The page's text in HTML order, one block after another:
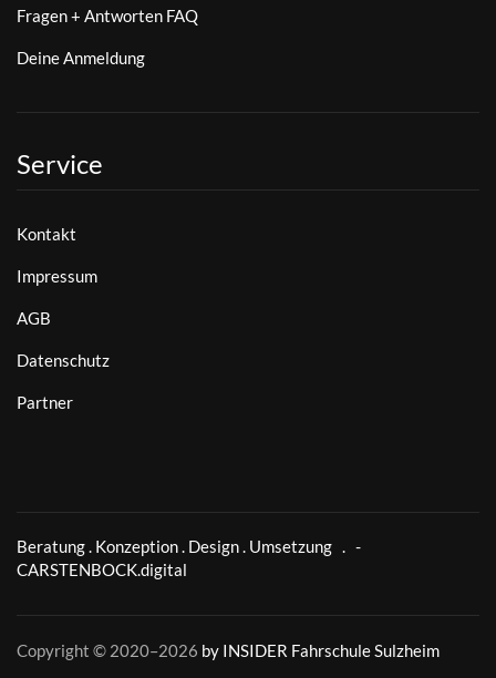
Fragen + Antworten FAQ
Deine Anmeldung
Service
Kontakt
Impressum
AGB
Datenschutz
Partner
Beratung . Konzeption . Design . Umsetzung . -
CARSTENBOCK.digital
Copyright © 2020–2026 by INSIDER Fahrschule Sulzheim